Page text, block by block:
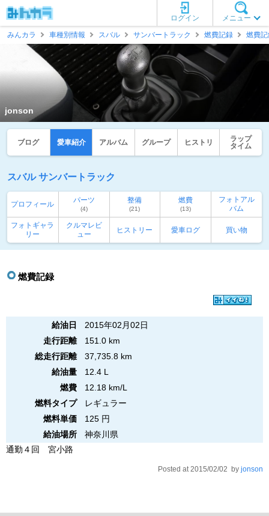
メニュー
ログイン
みんカラ
車種別情報 スバル サンバートラック 燃費記録 燃費
jonson
ブログ 愛車紹介 アルバム グループ ヒストリ
ラップ
タイム
スバル サンバートラック
プロフィール パーツ
(4)
整備
(21)
燃費
(13)
フォトアル
バム
フォトギャラ
リー
クルマレビ
ュー
ヒストリー 愛車ログ 買い物
燃費記録
給油日
2015年02月02日
走行距離
151.0 km
総走行距離
37,735.8 km
給油量
12.4 L
燃費
12.18 km/L
燃料タイプ
レギュラー
燃料単価
125 円
給油場所
神奈川県
通勤４回 宮小路
Posted at 2015/02/02 by jonson